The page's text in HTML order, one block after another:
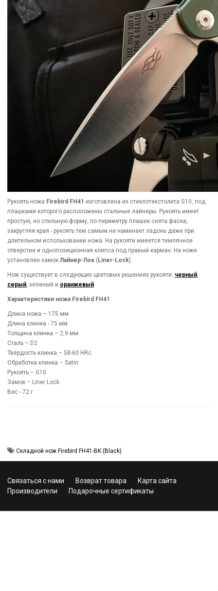
Рукоять ножа Firebird FH41 изготовлена из стеклотекстолита G10, под
плашками которого расположены стальные лайнеры. Рукоять имеет
простую, но стильную форму, по периметру плашек снята фаска,
закругляя края - рукоять тем самым не наминает ладонь даже при
длительном использовании ножа. На рукояти имеется темлячное
отверстие и однопозиционная клипса под правый карман. На ноже
установлен замок Лайнер-Лок (Liner-Lock).
Нож существует в следующих цветовых решениях рукояти: черный
серый , зеленый и оранжевый
Характеристики ножа Firebird FH41
Длина ножа – 175 мм
Длина клинка - 75 мм
Толщина клинка – 2,9 мм
Сталь – D2
Твёрдость клинка – 58-60 HRc
Обработка клинка – Satin
Рукоять – G10
Замок – Liner Lock
Вес - 72 г
Складной нож Firebird FH41-BK (Black)
Связаться с нами Возврат товара
Карта сайта
Производители
Подарочные сертификаты